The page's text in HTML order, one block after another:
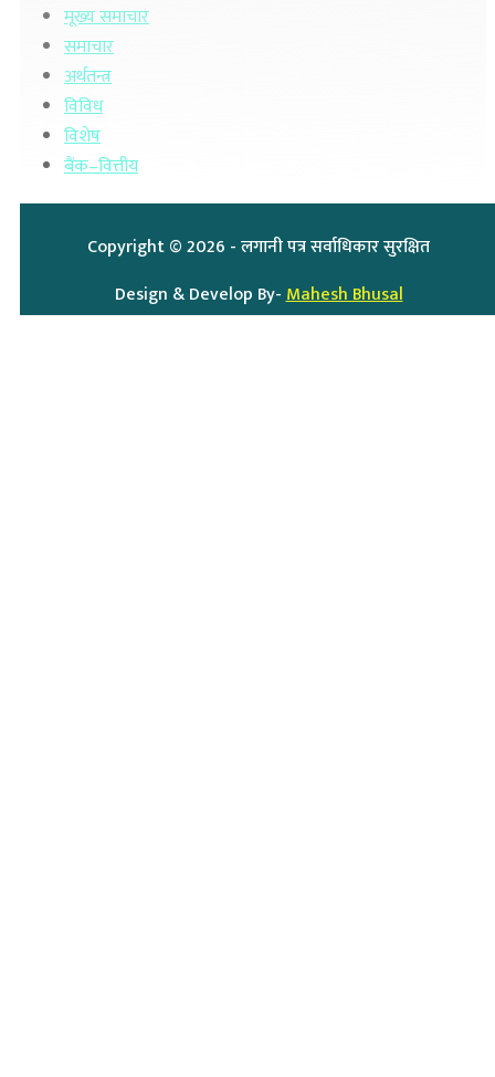
मूख्य समाचार
समाचार
अर्थतन्त्र
विविध
विशेष
बैंक–वित्तीय
Copyright ©2026 - लगानी पत्र सर्वाधिकार सुरक्षित
Design & Develop By-Mahesh Bhusal